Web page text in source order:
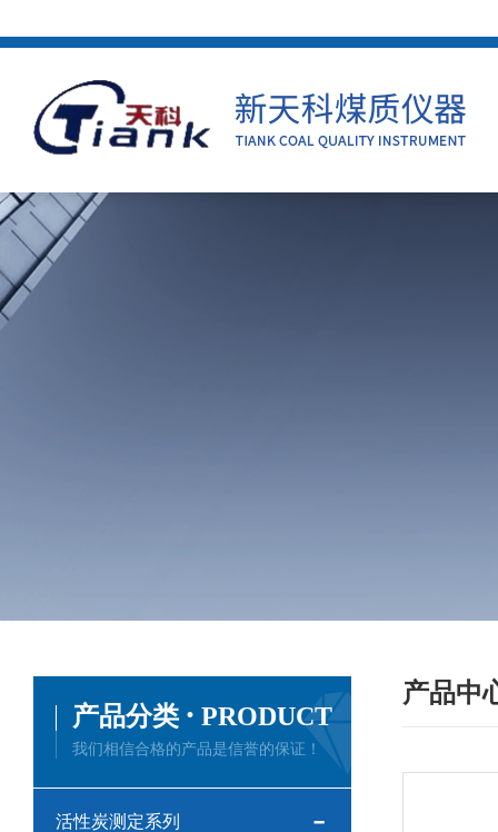
产品中
产品分类 · PRODUCT
我们相信合格的产品是信誉的保证！
活性炭测定系列